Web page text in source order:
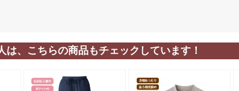
は、こちらの商品もチェックしています！